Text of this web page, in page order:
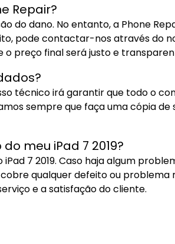
Repair?
do dano. No entanto, a Phone
pode contactar-nos através do
preço final será justo e
técnico irá garantir que todo o
sempre que faça uma cópia de
meu iPad 7 2019?
7 2019. Caso haja algum
qualquer defeito ou problema
e a satisfação do cliente.